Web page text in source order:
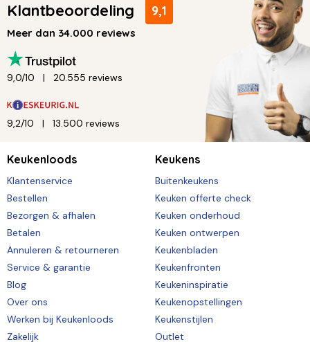
Klantbeoordeling 9,1
Meer dan 34.000 reviews
9,0/10 20.555 reviews
9,2/10 13.500 reviews
Keukenloods
Klantenservice
Bestellen
Bezorgen & afhalen
Betalen
Annuleren & retourneren
Service & garantie
Blog
Over ons
Werken bij Keukenloods
Zakelijk
Keukens
Buitenkeukens
Keuken offerte check
Keuken onderhoud
Keuken ontwerpen
Keukenbladen
Keukenfronten
Keukeninspiratie
Keukenopstellingen
Keukenstijlen
Outlet